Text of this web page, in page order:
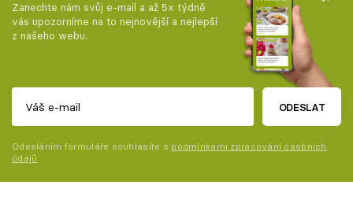
Zanechte nám svůj e-mail a až 5x týdně
vás upozorníme na to nejnovější a nejlepší
z našeho webu.
ODESLAT
Odesláním formuláře souhlasíte s podmínkami zpracování osobních
údajů